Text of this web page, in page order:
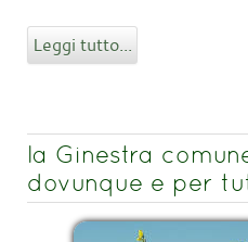
Leggi tutto...
la Ginestra
dovunque e per